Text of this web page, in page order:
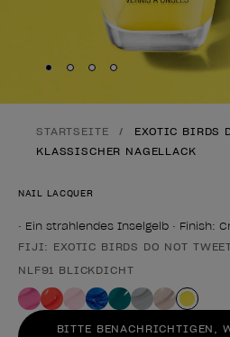
Skip to slide
Skip to slide2
Skip to slide3
Skip to slide4
STARTSEITE
EXOTIC BIRDS
KLASSISCHER NAGELLACK
NAIL LACQUER
• Ein strahlendes Inselgelb • Finish:
Form des Produkts
FIJI: EXOTIC BIRDS DO NOT
NLF91 BLICKDICHT
BITTE BENACHRICHTIGEN,